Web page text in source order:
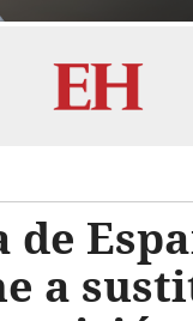
de
a